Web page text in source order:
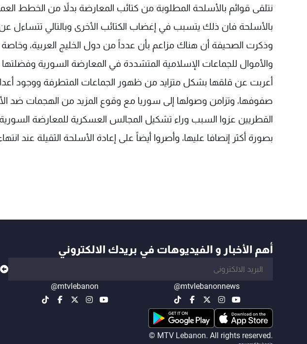
نتلقى قوائم بالأسلحة المطلوبة من كتائب المعارضة بدلاً من الخطط
بالأسلحة فان ذلك يتسبب في إغضاب الكتائب الأخرى وبالتالي تتساءل
وذكرت الصحيفة أن هناك مزاعم بأن عدداً من دول الخليج العربية،
والأموال للجماعات الإسلامية المتشددة في المعارضة السورية وفضلتها
أعربت عن قلقها بشكل متزايد من ظهور الجماعات المتطرفة ووجود
صفوفها، وتزامن وصولها إلى سوريا مع وقوع المزيد من الهجمات ضد
القطريين عزوا السبب وراء تشكيل المجالس العسكرية للمعارضة
بصورة أكثر إنصافا عليها، وأصروا أيضاً على إعادة الأسلحة الثقيلة عند
أهم الأخبار و الفيديوهات في بريدك الالكتروني
@mtvlebanonnews
@mtvlebanon
© MTV Lebanon. All rights reserved.